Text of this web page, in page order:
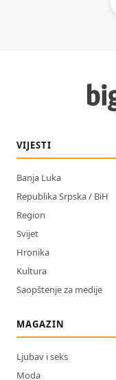
VIJESTI
Banja Luka
Republika Srpska / BiH
Region
Svijet
Hronika
Kultura
Saopštenje za medije
MAGAZIN
Ljubav i seks
Moda